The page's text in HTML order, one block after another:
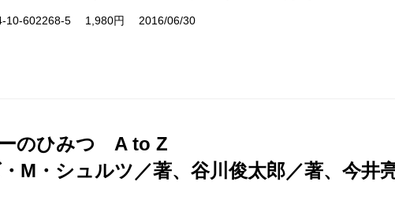
10-602268-5 1,980円 2016/06/30
のひみつ A to Z
M・シュルツ／著、谷川俊太郎／著、今井